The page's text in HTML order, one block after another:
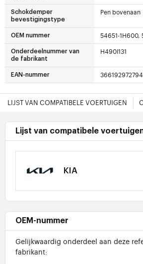
Schokdemper
bevestigingstype
Pen bovenaan
OEM nummer 54651-1H600,
Onderdeelnummer van
de fabrikant
H490I131
EAN-nummer
LIJST VAN COMPATIBELE VOERTUIGEN
Lijst van compatibele
KIA
OEM-nummer
Gelijkwaardig onderdeel aan deze
fabrikant: